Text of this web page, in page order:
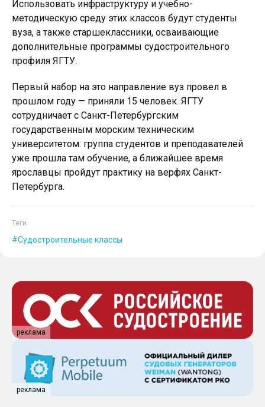
Использовать инфраструктуру и учебно-
методическую среду этих классов будут студенты
вуза, а также старшеклассники, осваивающие
дополнительные программы судостроительного
профиля ЯГТУ.
Первый набор на это направление вуз провел в
прошлом году — приняли 15 человек. ЯГТУ
сотрудничает с Санкт-Петербургским
государственным морским техническим
университетом: группа студентов и преподавателей
уже прошла там обучение, а ближайшее время
ярославцы пройдут практику на верфях Санкт-
Петербурга.
Теги
Судостроительные классы
реклама
реклама